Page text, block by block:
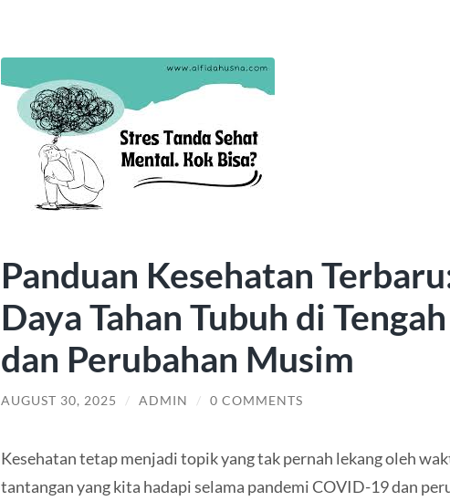
Panduan Kesehatan
Daya Tahan Tubuh di
dan Perubahan Musim
AUGUST 30, 2025 / ADMIN / 0 COMMENTS
Kesehatan tetap menjadi topik yang tak pernah lekang oleh
tantangan yang kita hadapi selama pandemi COVID-19 dan